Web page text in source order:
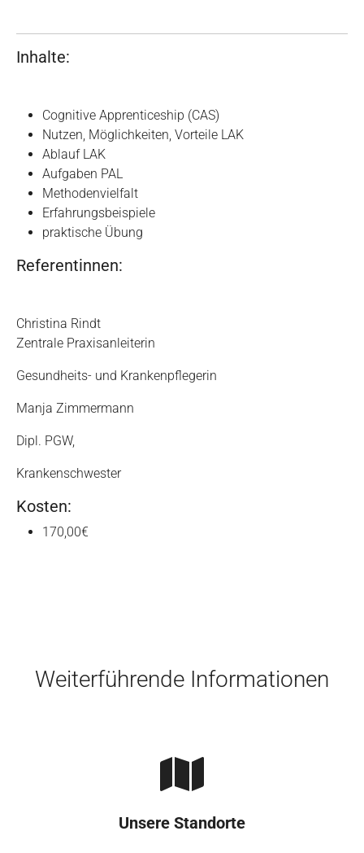
Inhalte:
Cognitive Apprenticeship (CAS)
Nutzen, Möglichkeiten, Vorteile LAK
Ablauf LAK
Aufgaben PAL
Methodenvielfalt
Erfahrungsbeispiele
praktische Übung
Referentinnen:
Christina Rindt
Zentrale Praxisanleiterin
Gesundheits- und Krankenpflegerin
Manja Zimmermann
Dipl. PGW,
Krankenschwester
Kosten:
170,00€
Weiterführende Informationen
Unsere Standorte